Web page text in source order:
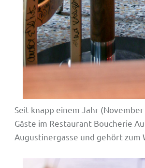
Seit knapp einem Jahr
Gäste im Restaurant Boucherie
Augustinergasse und gehört zum